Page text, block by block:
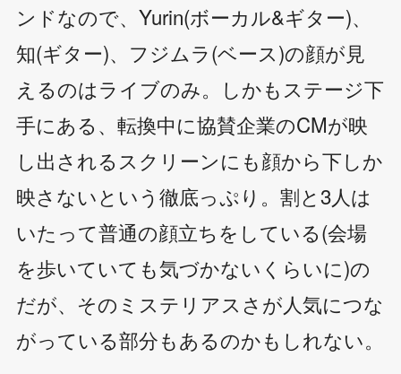
ンドなので、Yurin(ボーカル&ギター)、
知(ギター)、フジムラ(ベース)の顔が見
えるのはライブのみ。しかもステージ下
手にある、転換中に協賛企業のCMが映
し出されるスクリーンにも顔から下しか
映さないという徹底っぷり。割と3人は
いたって普通の顔立ちをしている(会場
を歩いていても気づかないくらいに)の
だが、そのミステリアスさが人気につな
がっている部分もあるのかもしれない。